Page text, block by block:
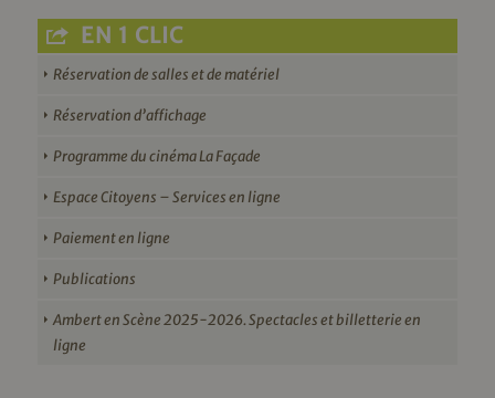
EN 1 CLIC
Réservation de salles et de matériel
Réservation d’affichage
Programme du cinéma La Façade
Espace Citoyens – Services en ligne
Paiement en ligne
Publications
Ambert en Scène 2025-2026. Spectacles et billetterie en
ligne